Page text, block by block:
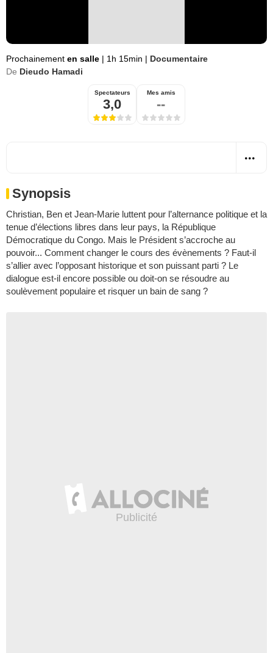
Prochainement en salle | 1h 15min | Documentaire
De Dieudo Hamadi
Spectateurs
3,0
Mes amis
--
Synopsis
Christian, Ben et Jean-Marie luttent pour l’alternance politique et la
tenue d’élections libres dans leur pays, la République
Démocratique du Congo. Mais le Président s’accroche au
pouvoir... Comment changer le cours des évènements ? Faut-il
s’allier avec l’opposant historique et son puissant parti ? Le
dialogue est-il encore possible ou doit-on se résoudre au
soulèvement populaire et risquer un bain de sang ?